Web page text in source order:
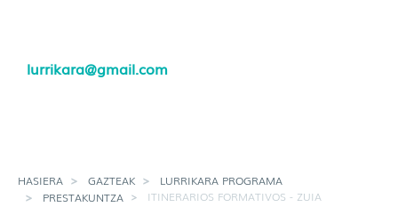
lurrikara@gmail.com
HASIERA GAZTEAK
LURRIKARA PROGRAMA
PRESTAKUNTZA
ITINERARIOS FORMATIVOS - ZUIA